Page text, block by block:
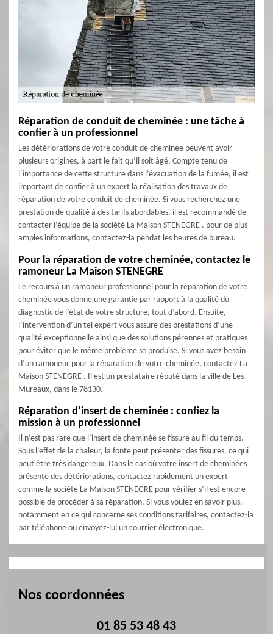
Réparation de conduit de cheminée : une tâche à
confier à un professionnel
Les détériorations de votre conduit de cheminée peuvent avoir
plusieurs origines, à part le fait qu’il soit âgé. Compte tenu de
l’importance de cette structure dans l’évacuation de la fumée, il est
important de confier à un expert la réalisation des travaux de
réparation de votre conduit de cheminée. Si vous recherchez une
prestation de qualité à des tarifs abordables, il est recommandé de
contacter l‘équipe de la société La Maison STENEGRE . pour de plus
amples informations, contactez-la pendat les heures de bureau.
Pour la réparation de votre cheminée, contactez le
ramoneur La Maison STENEGRE
Le recours à un ramoneur professionnel pour la réparation de votre
cheminée vous donne une garantie par rapport à la qualité du
diagnostic de l’état de votre structure, tout d’abord. Ensuite,
l’intervention d’un tel expert vous assure des prestations d’une
qualité exceptionnelle ainsi que des solutions pérennes et pratiques
pour éviter que le même problème se produise. Si vous avez besoin
d’un ramoneur pour la réparation de votre cheminée, contactez La
Maison STENEGRE . Il est un prestataire réputé dans la ville de Les
Mureaux, dans le 78130.
Réparation d’insert de cheminée : confiez la
mission à un professionnel
Il n’est pas rare que l’insert de cheminée se fissure au fil du temps.
Sous l’effet de la chaleur, la fonte peut présenter des fissures, ce qui
peut être très dangereux. Dans le cas où votre insert de cheminées
présente des détériorations, contactez rapidement un expert
comme la société La Maison STENEGRE pour vérifier s’il est encore
possible de procéder à sa réparation. Si vous voulez en savoir plus,
notamment en ce qui concerne ses conditions tarifaires, contactez-la
par téléphone ou envoyez-lui un courrier électronique.
Nos coordonnées
01 85 53 48 43